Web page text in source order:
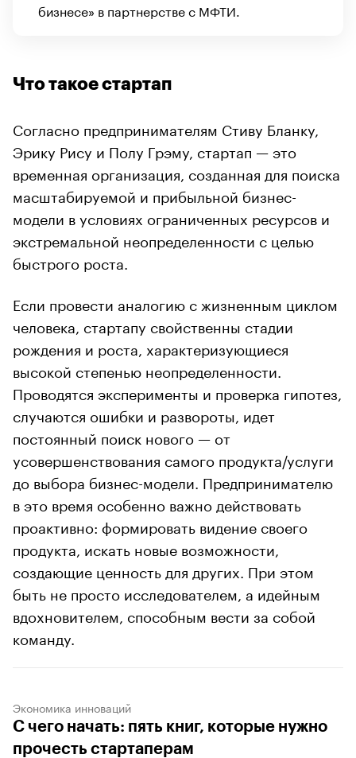
бизнесе» в партнерстве с МФТИ.
Что такое стартап
Согласно предпринимателям Стиву Бланку,
Эрику Рису и Полу Грэму, стартап — это
временная организация, созданная для поиска
масштабируемой и прибыльной бизнес-
модели в условиях ограниченных ресурсов и
экстремальной неопределенности с целью
быстрого роста.
Если провести аналогию с жизненным циклом
человека, стартапу свойственны стадии
рождения и роста, характеризующиеся
высокой степенью неопределенности.
Проводятся эксперименты и проверка гипотез,
случаются ошибки и развороты, идет
постоянный поиск нового — от
усовершенствования самого продукта/услуги
до выбора бизнес-модели. Предпринимателю
в это время особенно важно действовать
проактивно: формировать видение своего
продукта, искать новые возможности,
создающие ценность для других. При этом
быть не просто исследователем, а идейным
вдохновителем, способным вести за собой
команду.
Экономика инноваций
С чего начать: пять книг, которые нужно
прочесть стартаперам